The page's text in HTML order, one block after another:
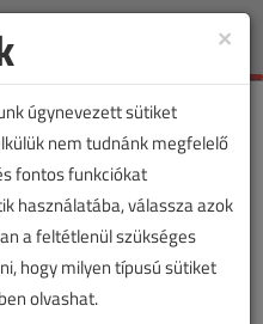
Toggle
– az ismeretlen
×
úgynevezett sütiket
nem tudnánk megfelelő
fontos funkciókat
használatába, válassza azok
a feltétlenül szükséges
hogy milyen típusú sütiket
olvashat.